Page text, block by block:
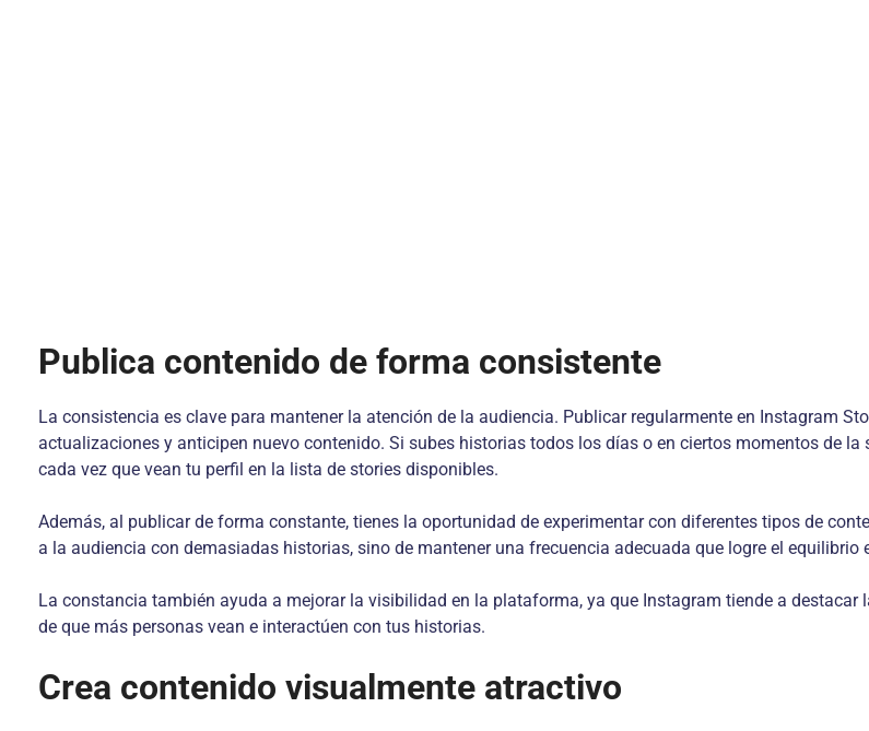
Publica contenido de forma consistente
La consistencia es clave para mantener la atención de la audiencia. Publicar regularmente en Instagram
actualizaciones y anticipen nuevo contenido. Si subes historias todos los días o en ciertos momentos de
cada vez que vean tu perfil en la lista de stories disponibles.
Además, al publicar de forma constante, tienes la oportunidad de experimentar con diferentes tipos de
a la audiencia con demasiadas historias, sino de mantener una frecuencia adecuada que logre el
La constancia también ayuda a mejorar la visibilidad en la plataforma, ya que Instagram tiende a
de que más personas vean e interactúen con tus historias.
Crea contenido visualmente atractivo